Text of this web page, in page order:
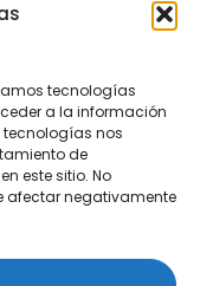
tecnologías
a la información
tecnologías nos
de
este sitio. No
afectar negativamente